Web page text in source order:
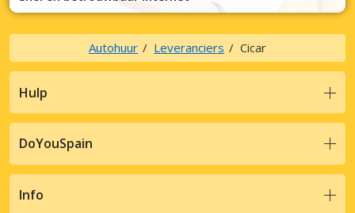
Autohuur Leveranciers Cicar
Hulp
DoYouSpain
Info